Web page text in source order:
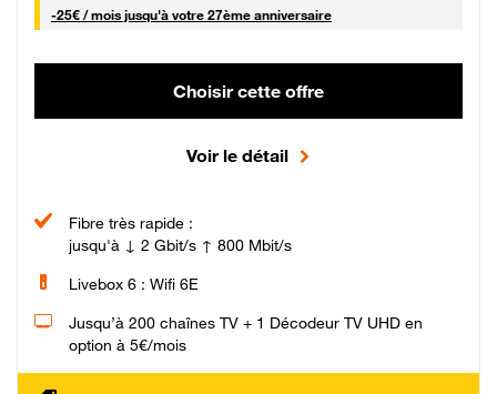
-25€ / mois25 € par mois
jusqu'à votre 27ème anniversaire
Choisir cette offre
Voir le détail
Fibre très rapide :
jusqu'à ↓ 2 Gbit/s ↑ 800 Mbit/s
Livebox 6 : Wifi 6E
Jusqu’à 200 chaînes TV + 1 Décodeur TV UHD en
option à 5€/mois